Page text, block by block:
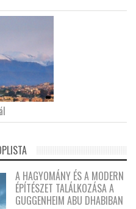
A HAGYOMÁNY ÉS A MODERN
ÉPÍTÉSZET TALÁLKOZÁSA A
GUGGENHEIM ABU DHABIBAN